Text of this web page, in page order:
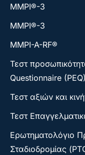
ΜΜΡΙ®-3
ΜΜΡΙ®-3
MMPI-A-RF®
Τεστ
Questionnaire (PEQ)
Τεστ αξιών και
Τεστ
Ερωτηματολόγιο
Σταδιοδρομίας